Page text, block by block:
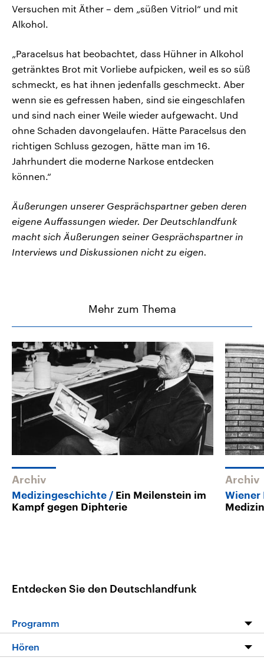
Versuchen mit Äther – dem „süßen Vitriol“ und mit
Alkohol.
„Paracelsus hat beobachtet, dass Hühner in Alkohol
getränktes Brot mit Vorliebe aufpicken, weil es so süß
schmeckt, es hat ihnen jedenfalls geschmeckt. Aber
wenn sie es gefressen haben, sind sie eingeschlafen
und sind nach einer Weile wieder aufgewacht. Und
ohne Schaden davongelaufen. Hätte Paracelsus den
richtigen Schluss gezogen, hätte man im 16.
Jahrhundert die moderne Narkose entdecken
können.“
Äußerungen unserer Gesprächspartner geben deren
eigene Auffassungen wieder. Der Deutschlandfunk
macht sich Äußerungen seiner Gesprächspartner in
Interviews und Diskussionen nicht zu eigen.
Mehr zum Thema
Archiv
Medizingeschichte
Ein Meilenstein im
Kampf gegen Diphterie
Archiv
Wiener
Entdecken Sie den Deutschlandfunk
Programm
Hören